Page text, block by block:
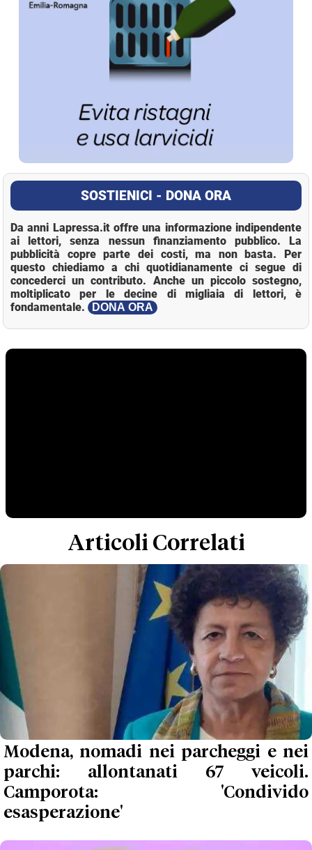
SOSTIENICI - DONA ORA
Da anni Lapressa.it offre una informazione indipendente
ai lettori, senza nessun finanziamento pubblico. La
pubblicità copre parte dei costi, ma non basta. Per
questo chiediamo a chi quotidianamente ci segue di
concederci un contributo. Anche un piccolo sostegno,
moltiplicato per le decine di migliaia di lettori, è
fondamentale.
DONA ORA
Articoli Correlati
Modena, nomadi nei parcheggi e nei
parchi: allontanati 67 veicoli.
Camporota: 'Condivido
esasperazione'